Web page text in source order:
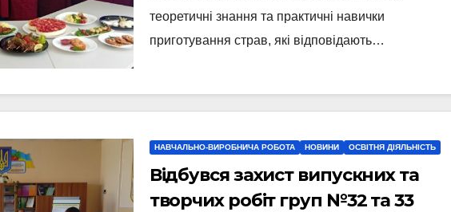
теоретичні знання та практичні навички
приготування страв, які відповідають…
НАВЧАЛЬНО-ВИРОБНИЧА РОБОТА НОВИНИ ОСВІТНЯ ДІЯЛЬНІСТЬ
Відбувся захист випускних та
творчих робіт груп №32 та 33